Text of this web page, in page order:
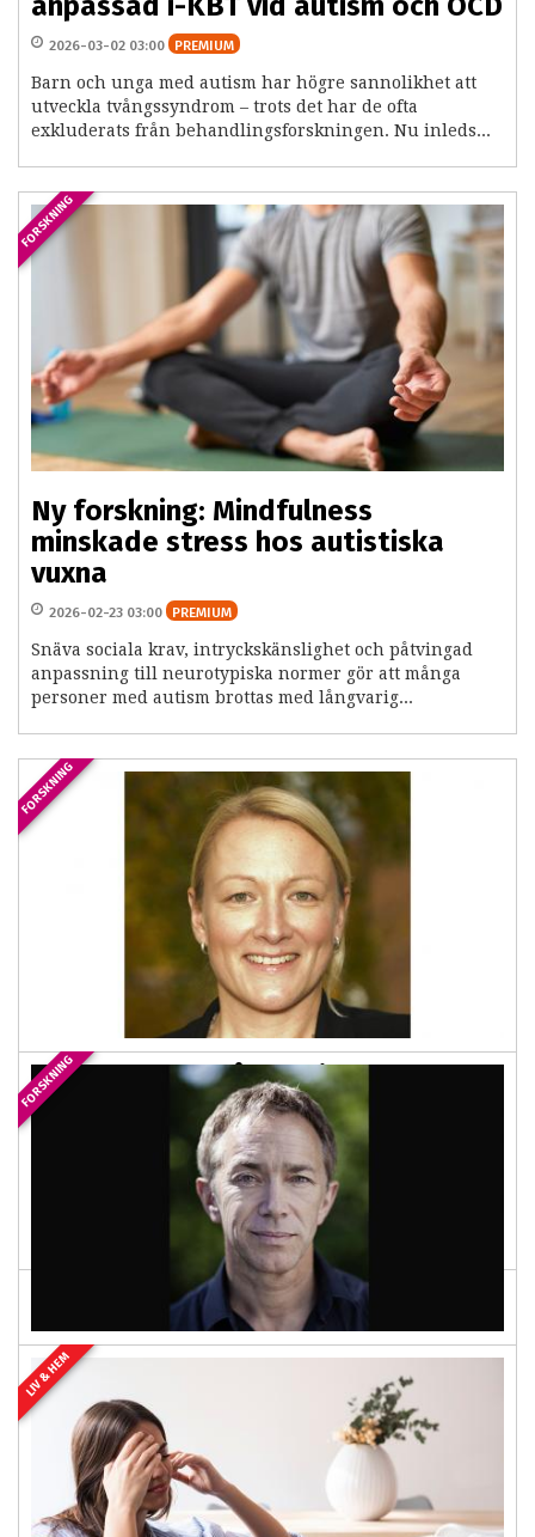
2026-03-02 03:00 PREMIUM
Barn och unga med autism har högre sannolikhet att
utveckla tvångssyndrom – trots det har de ofta
exkluderats från behandlingsforskningen. Nu inleds...
FORSKNING
Ny forskning: Mindfulness
minskade stress hos autistiska
vuxna
2026-02-23 03:00 PREMIUM
Snäva sociala krav, intryckskänslighet och påtvingad
anpassning till neurotypiska normer gör att många
personer med autism brottas med långvarig...
FORSKNING
Efterlängtat mångmiljonanslag till
forskning om flickor med adhd
PREMIUM
Kunskapen om adhd hos flickor och kvinnor är i mångt
och mycket en blind fläck på en annars ganska välfylld
adhd-karta. Nu har en forskargrupp ledd...
FORSKNING
Ny studie kopplar sociala medier
till sämre koncentration hos barn
2026-02-18 03:00
Samtidigt som barns tid på sociala medier ökat
dramatiskt har antalet adhd-diagnoser skjutit i höjden.
Nu visar en uppmärksammad studie från Karolinska...
LIV & HEM